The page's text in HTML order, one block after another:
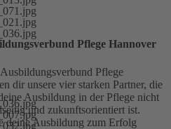
Pflege Hannover
Pflege
dir unsere vier starken Partner, die
Ausbildung in der Pflege nicht
und zukunftsorientiert ist.
deine Ausbildung zum Erfolg